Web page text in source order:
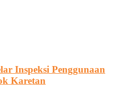
Inspeksi Penggunaan
Karetan